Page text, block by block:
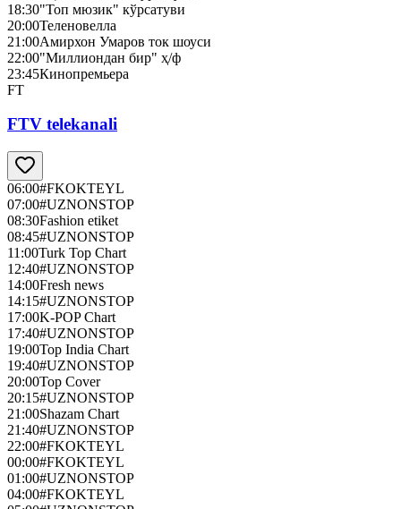
18:30"Топ мюзик" кўрсатуви
20:00Теленовелла
21:00Амирхон Умаров ток шоуси
22:00"Миллиондан бир" ҳ/ф
23:45Кинопремьера
FT
FTV telekanali
06:00#FKOKTEYL
07:00#UZNONSTOP
08:30Fashion etiket
08:45#UZNONSTOP
11:00Turk Top Chart
12:40#UZNONSTOP
14:00Fresh news
14:15#UZNONSTOP
17:00K-POP Chart
17:40#UZNONSTOP
19:00Top India Chart
19:40#UZNONSTOP
20:00Top Cover
20:15#UZNONSTOP
21:00Shazam Chart
21:40#UZNONSTOP
22:00#FKOKTEYL
00:00#FKOKTEYL
01:00#UZNONSTOP
04:00#FKOKTEYL